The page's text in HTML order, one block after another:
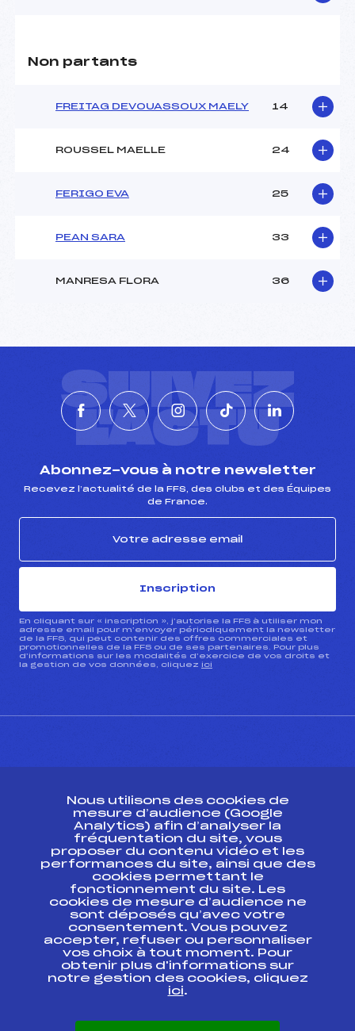
Non partants
FREITAG DEVOUASSOUX MAELY 14
ROUSSEL MAELLE 24
FERIGO EVA 25
PEAN SARA 33
MANRESA FLORA 36
SUIVEZ
L'ACTU
Abonnez-vous à notre newsletter
Recevez l’actualité de la FFS, des clubs et des Équipes
de France.
Inscription
En cliquant sur « inscription », j’autorise la FFS à utiliser mon
adresse email pour m’envoyer périodiquement la newsletter
de la FFS, qui peut contenir des offres commerciales et
promotionnelles de la FFS ou de ses partenaires. Pour plus
d’informations sur les modalités d’exercice de vos droits et
la gestion de vos données, cliquez ici
Ressources
Pass’Neige
Projet sportif fédéral
Projet de performance fédéral
Antidopage
Pôle Développement, Formation, Suivi
Scientifique
Listes ministérielles
Pôle vie de l’athlète
Enseignement professionnel
Nous utilisons des cookies de
mesure d’audience (Google
Analytics) afin d’analyser la
fréquentation du site, vous
proposer du contenu vidéo et les
performances du site, ainsi que des
cookies permettant le
fonctionnement du site. Les
cookies de mesure d’audience ne
sont déposés qu’avec votre
consentement. Vous pouvez
accepter, refuser ou personnaliser
vos choix à tout moment. Pour
obtenir plus d'informations sur
notre gestion des cookies, cliquez
ici.